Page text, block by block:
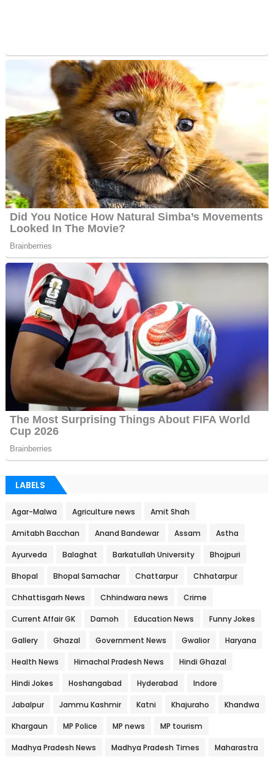
LABELS
Agar-Malwa Agriculture news Amit Shah
Amitabh Bacchan Anand Bandewar Assam Astha
Ayurveda Balaghat Barkatullah University Bhojpuri
Bhopal Bhopal Samachar Chattarpur Chhatarpur
Chhattisgarh News Chhindwara news Crime
Current Affair GK Damoh Education News Funny Jokes
Gallery Ghazal Government News Gwalior Haryana
Health News Himachal Pradesh News Hindi Ghazal
Hindi Jokes Hoshangabad Hyderabad Indore
Jabalpur Jammu Kashmir Katni Khajuraho Khandwa
Khargaun MP Police MP news MP tourism
Madhya Pradesh News Madhya Pradesh Times Maharastra